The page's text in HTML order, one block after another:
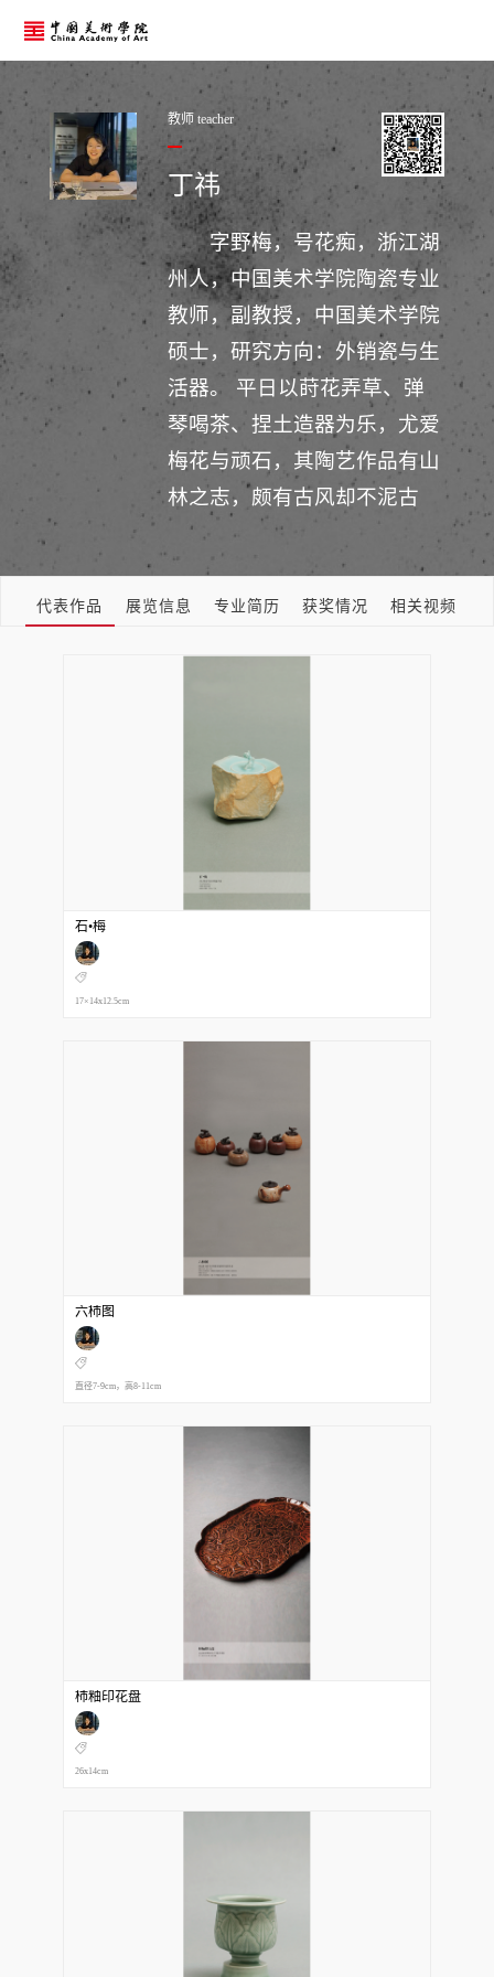
教师 teacher
丁祎
字野梅，号花痴，浙江湖
州人，中国美术学院陶瓷专业
教师，副教授，中国美术学院
硕士，研究方向：外销瓷与生
活器。 平日以莳花弄草、弹
琴喝茶、捏土造器为乐，尤爱
梅花与顽石，其陶艺作品有山
林之志，颇有古风却不泥古
代表作品 展览信息 专业简历 获奖情况 相关视频
石•梅
17×14x12.5cm
六柿图
直径7-9cm，高8-11cm
柿釉印花盘
26x14cm